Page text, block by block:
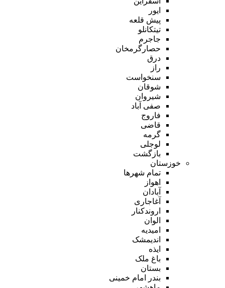
ایور
پیش قلعه
تیتکانلو
جاجرم
حصارگرمخان
درق
راز
سنخواست
شوقان
شیروان
صفی آباد
فاروج
قاضی
گرمه
لوجلی
بازگشت
خوزستان
تمام شهر‌ها
اهواز
آبادان
آغاجاری
اروندکنار
الوان
امیدیه
اندیمشک
ایذه
باغ ملک
بستان
بندر امام خمینی